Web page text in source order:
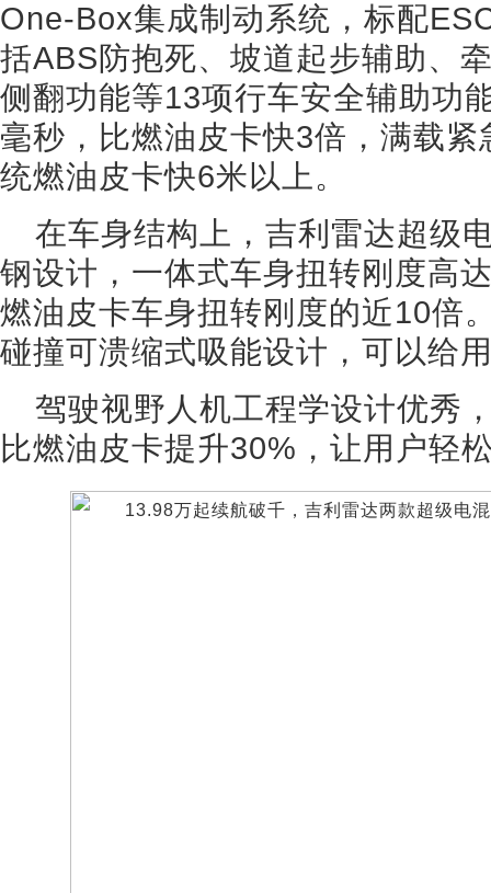
One-Box集成制动系统，标配
括ABS防抱死、坡道起步辅助、
侧翻功能等13项行车安全辅助功
毫秒，比燃油皮卡快3倍，满载
统燃油皮卡快6米以上。
在车身结构上，吉利雷达超级
钢设计，一体式车身扭转刚度高
燃油皮卡车身扭转刚度的近10倍
碰撞可溃缩式吸能设计，可以给
驾驶视野人机工程学设计优秀
比燃油皮卡提升30%，让用户轻